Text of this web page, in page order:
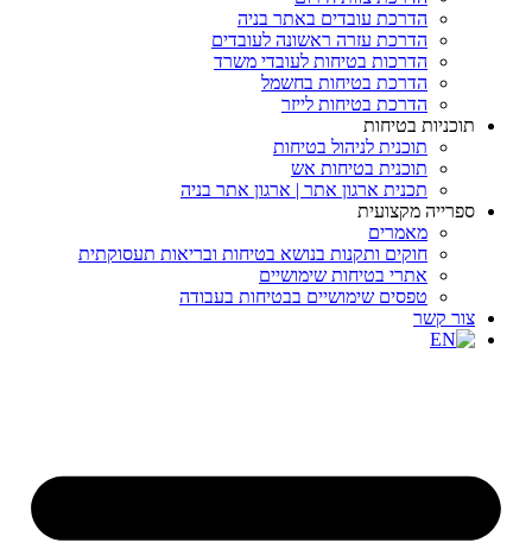
הדרכת עובדים באתר בניה
הדרכת עזרה ראשונה לעובדים
הדרכות בטיחות לעובדי משרד
הדרכת בטיחות בחשמל
הדרכת בטיחות לייזר
תוכניות בטיחות
תוכנית לניהול בטיחות
תוכנית בטיחות אש
תכנית ארגון אתר | ארגון אתר בניה
ספרייה מקצועית
מאמרים
חוקים ותקנות בנושא בטיחות ובריאות תעסוקתית
אתרי בטיחות שימושיים
טפסים שימושיים בבטיחות בעבודה
צור קשר